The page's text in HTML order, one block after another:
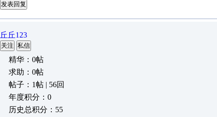
发表回复
丘丘123
关注 私信
精华：0帖
求助：0帖
帖子：1帖 | 56回
年度积分：0
历史总积分：55